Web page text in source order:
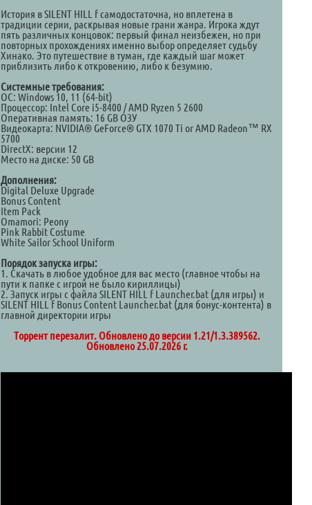
История в SILENT HILL f самодостаточна, но вплетена в
традиции серии, раскрывая новые грани жанра. Игрока ждут
пять различных концовок: первый финал неизбежен, но при
повторных прохождениях именно выбор определяет судьбу
Хинако. Это путешествие в туман, где каждый шаг может
приблизить либо к откровению, либо к безумию.
Системные требования:
ОС: Windows 10, 11 (64-bit)
Процессор: Intel Core i5-8400 / AMD Ryzen 5 2600
Оперативная память: 16 GB ОЗУ
Видеокарта: NVIDIA® GeForce® GTX 1070 Ti or AMD Radeon™ RX
5700
DirectX: версии 12
Место на диске: 50 GB
Дополнения:
Digital Deluxe Upgrade
Bonus Content
Item Pack
Omamori: Peony
Pink Rabbit Costume
White Sailor School Uniform
Порядок запуска игры:
1. Скачать в любое удобное для вас место (главное чтобы на
пути к папке с игрой не было кириллицы)
2. Запуск игры с файла SILENT HILL f Launcher.bat (для игры) и
SILENT HILL f Bonus Content Launcher.bat (для бонус-контента) в
главной директории игры
Торрент перезалит. Обновлено до версии 1.21/1.3.389562.
Обновлено 25.07.2026 г.